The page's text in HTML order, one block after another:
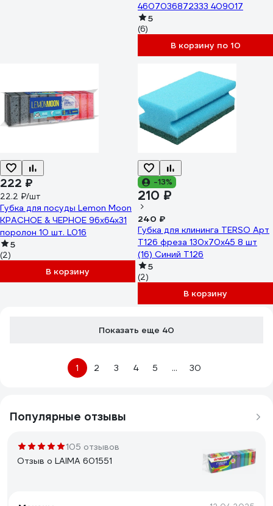
4607036872333 409017
5
(6)
В корзину по 10
222 ₽
22.2 ₽/шт
Губка для посуды Lemon Moon
КРАСНОЕ & ЧЕРНОЕ 96x64x31
поролон 10 шт. L016
5
(2)
В корзину
-13%
210 ₽
240 ₽
Губка для клининга TERSO Арт
Т126 фреза 130x70x45 8 шт
(16) Синий T126
5
(2)
В корзину
Показать еще 40
1 2 3 4 5 ... 30
Популярные отзывы
105 отзывов
Отзыв о LAIMA 601551